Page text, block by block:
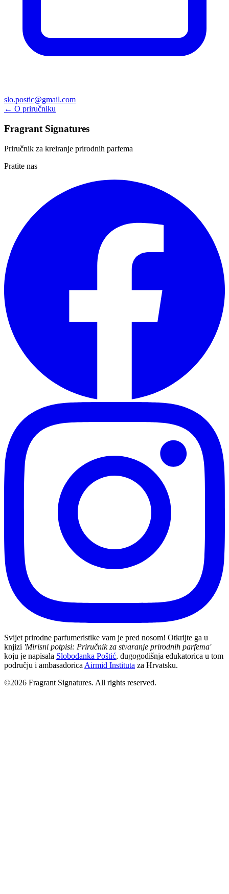
slo.postic@gmail.com
← O priručniku
Fragrant Signatures
Priručnik za kreiranje prirodnih parfema
Pratite nas
Svijet prirodne parfumeristike vam je pred nosom! Otkrijte ga u
knjizi 'Mirisni potpisi: Priručnik za stvaranje prirodnih parfema'
koju je napisala Slobodanka Poštić, dugogodišnja edukatorica u tom
području i ambasadorica Airmid Instituta za Hrvatsku.
©2026 Fragrant Signatures. All rights reserved.